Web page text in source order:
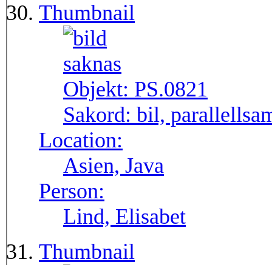
Thumbnail
Objekt: PS.0821
Sakord: bil,
Location:
Asien, Java
Person:
Lind, Elisabet
Thumbnail